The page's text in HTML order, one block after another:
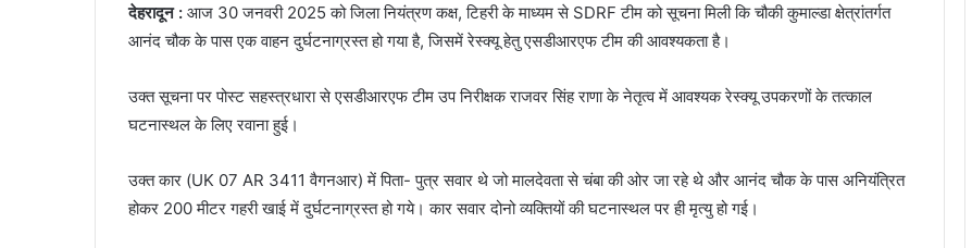
देहरादून : आज 30 जनवरी 2025 को जिला नियंत्रण कक्ष, टिहरी के माध्यम से SDRF टीम को सूचना मिली कि चौकी कुमाल्डा क्षेत्रांतर्गत
आनंद चौक के पास एक वाहन दुर्घटनाग्रस्त हो गया है, जिसमें रेस्क्यू हेतु एसडीआरएफ टीम की आवश्यकता है।
उक्त सूचना पर पोस्ट सहस्त्रधारा से एसडीआरएफ टीम उप निरीक्षक राजवर सिंह राणा के नेतृत्व में आवश्यक रेस्क्यू उपकरणों के तत्काल
घटनास्थल के लिए रवाना हुई।
उक्त कार (UK 07 AR 3411 वैगनआर) में पिता- पुत्र सवार थे जो मालदेवता से चंबा की ओर जा रहे थे और आनंद चौक के पास अनियंत्रित
होकर 200 मीटर गहरी खाई में दुर्घटनाग्रस्त हो गये। कार सवार दोनो व्यक्तियों की घटनास्थल पर ही मृत्यु हो गई।